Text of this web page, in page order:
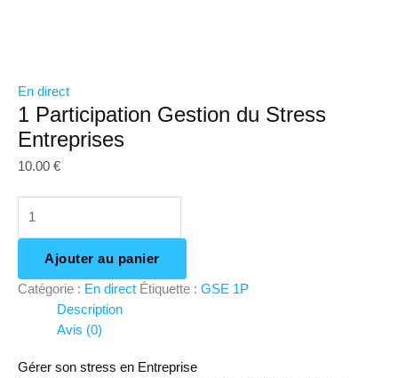
En direct
1 Participation Gestion du Stress
Entreprises
10.00 €
de
Participation
Gestion
Ajouter au panier
Catégorie : En direct Étiquette : GSE 1P
Description
Avis (0)
Gérer son stress en Entreprise